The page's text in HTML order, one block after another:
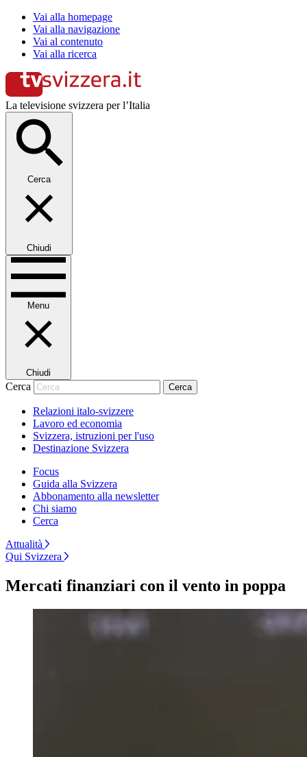
Vai alla homepage
Vai alla navigazione
Vai al contenuto
Vai alla ricerca
La televisione svizzera per l’Italia
Cerca
Chiudi
Menu
Chiudi
Cerca Cerca
Relazioni italo-svizzere
Lavoro ed economia
Svizzera, istruzioni per l'uso
Destinazione Svizzera
Focus
Guida alla Svizzera
Abbonamento alla newsletter
Chi siamo
Cerca
Attualità
Qui Svizzera
Mercati finanziari con il vento in poppa